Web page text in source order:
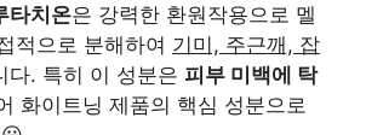
타치온은 강력한 환원작용으로 멜
적으로 분해하여 기미, 주근깨, 잡
다. 특히 이 성분은 피부 미백에 탁
화이트닝 제품의 핵심 성분으로